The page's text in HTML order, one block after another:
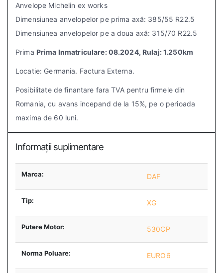
Anvelope Michelin ex works
Dimensiunea anvelopelor pe prima axă: 385/55 R22.5
Dimensiunea anvelopelor pe a doua axă: 315/70 R22.5
Prima Prima Inmatriculare: 08.2024, Rulaj: 1.250km
Locatie: Germania. Factura Externa.
Posibilitate de finantare fara TVA pentru firmele din
Romania, cu avans incepand de la 15%, pe o perioada
maxima de 60 luni.
Informații suplimentare
Marca: DAF
Tip: XG
Putere Motor: 530CP
Norma Poluare: EURO6